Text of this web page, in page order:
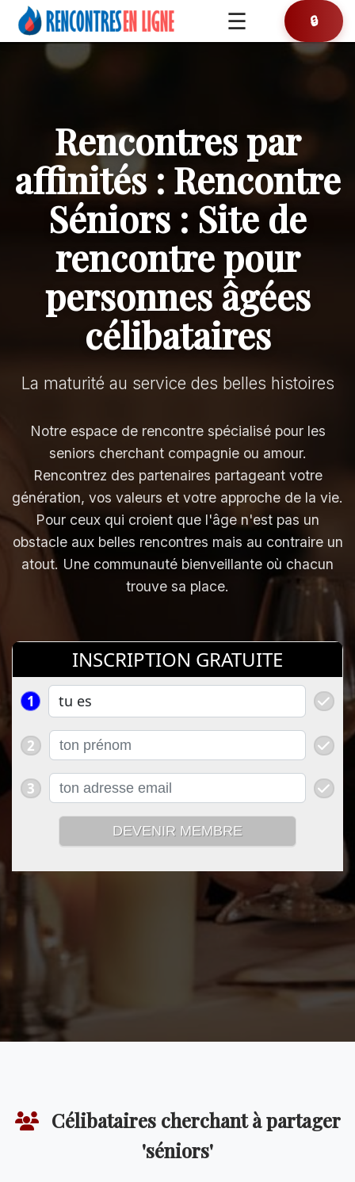
☰
🎯 Conseils
🔑 Connexion
🔒
Rencontres par
affinités : Rencontre
Séniors : Site de
rencontre pour
personnes âgées
célibataires
La maturité au service des belles histoires
Notre espace de rencontre spécialisé pour les
seniors cherchant compagnie ou amour.
Rencontrez des partenaires partageant votre
génération, vos valeurs et votre approche de la vie.
Pour ceux qui croient que l'âge n'est pas un
obstacle aux belles rencontres mais au contraire un
atout. Une communauté bienveillante où chacun
trouve sa place.
Célibataires cherchant à partager
'séniors'